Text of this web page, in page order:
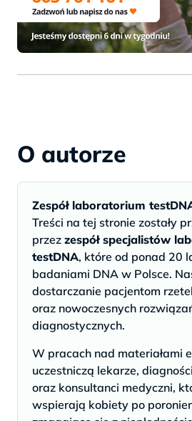
O autorze
Zespół laboratorium
Treści na tej stronie zostały
przez zespół specjalistów
testDNA, które od ponad 20
badaniami DNA w Polsce.
dostarczanie pacjentom
oraz nowoczesnych
diagnostycznych.
W pracach nad materiałami
uczestniczą lekarze,
oraz konsultanci medyczni,
wspierają kobiety po